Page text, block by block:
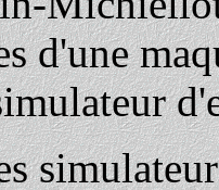
d'une